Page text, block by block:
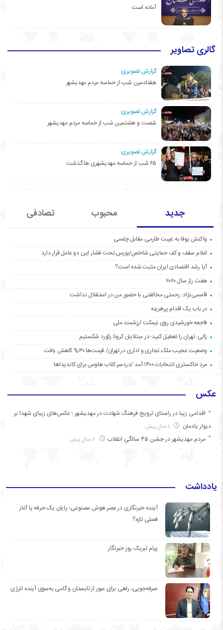
آماده است
گالری تصاویر
گزارش تصویری:
هفتادمین شب از حماسه مردم مهدیشهر
گزارش تصویری:
شصت و هشتمین شب از حماسه مردم مهدیشهر
گزارش تصویری:
۶۵ شب از حماسه مهدیشهری ها گذشت
جدید محبوب تصادفی
واکنش یوفا به غیبت طارمی مقابل چلسی
اعلام سقف و کف حمایتی شاخص/بورس تحت فشار این دو عامل قرار دارد
آیا رشد اقتصادی ایران مثبت شده است؟
هفت راز سال ۲۰۲۰
قاسمی‌نژاد: رحمتی مخالفتی با حضور من در استقلال نداشت
در باب یک اقدام پرهزینه
فاجعه خورشیدی روی نیمکت ارزشمند ملی
زالی: تهران را تعطیل کنید؛ در مبتلایان کرونا رکورد شکستیم
وضعیت عجیب ملک تجاری و اداری در تهران/ قیمت‌ها ۳۰% کاهش یافت
مردِ خاکستری انتخابات ۱۴۰۰ آمد /دردسر کلاب هاوس برای کاندیداها
عکس
اقدامی زیبا در راستای ترویج فرهنگ شهادت در مهدیشهر ؛ عکس‌های زیبای شهدا بر
دیوار یادمان
مردم مهدیشهر در جشن ۴۵ سالگیِ انقلاب
یادداشت
آینده خبرنگاری در عصر هوش مصنوعی؛ پایان یک حرفه یا آغاز
فصلی تازه؟
پیام تبریک روز خبرنگار
صرفه‌جویی، راهی برای عبور از تابستان و گامی به‌سوی آینده انرژی